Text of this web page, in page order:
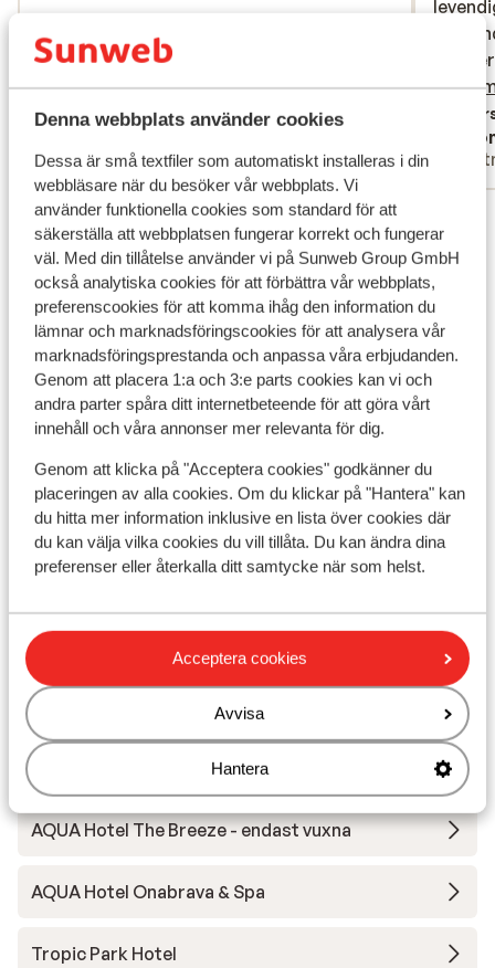
Denna webbplats använder cookies
Dessa är små textfiler som automatiskt installeras i din
webbläsare när du besöker vår webbplats. Vi
använder funktionella cookies som standard för att
säkerställa att webbplatsen fungerar korrekt och fungerar
väl. Med din tillåtelse använder vi på Sunweb Group GmbH
också analytiska cookies för att förbättra vår webbplats,
preferenscookies för att komma ihåg den information du
lämnar och marknadsföringscookies för att analysera vår
marknadsföringsprestanda och anpassa våra erbjudanden.
Genom att placera 1:a och 3:e parts cookies kan vi och
andra parter spåra ditt internetbeteende för att göra vårt
innehåll och våra annonser mer relevanta för dig.
Genom att klicka på "Acceptera cookies" godkänner du
placeringen av alla cookies. Om du klickar på "Hantera" kan
du hitta mer information inklusive en lista över cookies där
du kan välja vilka cookies du vill tillåta. Du kan ändra dina
preferenser eller återkalla ditt samtycke när som helst.
Acceptera cookies
Avvisa
Hantera
Partner
De
niet
boekje
Lloret
De
niet
boe...
Visa alla 22 omdömen
Andra boenden i Costa Brava
L'Azure Hotel
Neptuno & SPA Hotel
AQUA Hotel Silhouette & Spa
AQUA Hotel Silhouette & Spa - Endast vuxna
AQUA Hotel Promenade & Spa
Atzavara Hotel & Spa
AQUA Hotel Bertran Park - frukost
Bamblue Boutique Apartments
AQUA Hotel The Breeze - endast vuxna
AQUA Hotel Onabrava & Spa
Tropic Park Hotel